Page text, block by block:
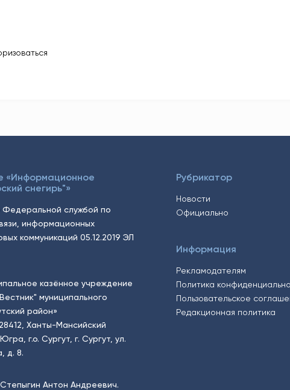
«Информационное
снегирь"»
службой по
информационных
коммуникаций 05.12.2019 ЭЛ
казённое учреждение
муниципального
район»
Ханты-Мансийский
г.о. Сургут, г. Сургут, ул.
д. 8.
Антон Андреевич.
Рубрикатор
Новости
Официально
Информация
Рекламодателям
Политика
Пользовательское
Редакционная политика